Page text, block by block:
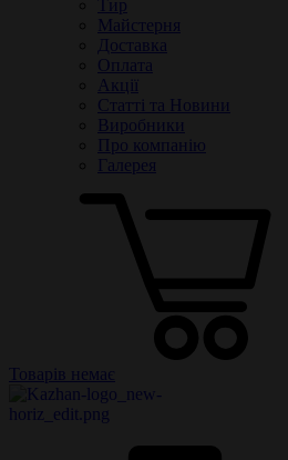
Тир
Майстерня
Доставка
Оплата
Акції
Статті та Новини
Виробники
Про компанію
Галерея
Товарів немає